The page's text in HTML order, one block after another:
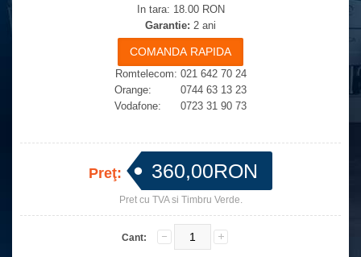
In tara: 18.00 RON
Garantie: 2 ani
Romtelecom: 021 642 70 24
Orange: 0744 63 13 23
Vodafone: 0723 31 90 73
Preţ: 360,00RON
Pret cu TVA si Timbru Verde.
Cant: